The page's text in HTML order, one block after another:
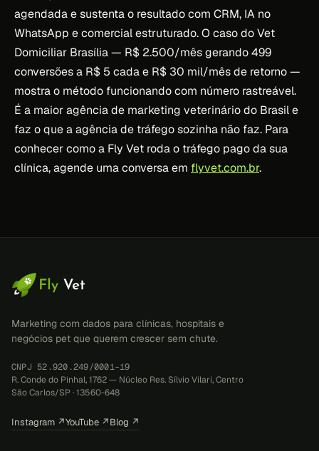
agendada e sustenta o resultado com CRM, IA no
WhatsApp e comercial estruturado. O caso do Vet
Domiciliar Brasília — R$ 2.500/mês gerando 499
conversões a R$ 5 cada e R$ 30 mil/mês de retorno —
mostra o método funcionando com número rastreável.
É a maior agência de marketing veterinário do Brasil e
faz o que a agência de tráfego sozinha não faz. Para
conhecer como a Fly Vet roda o tráfego pago da sua
clínica, agende uma conversa em flyvet.com.br.
Marketing com dados para clínicas, hospitais e
negócios pet que querem crescer sem chute.
CNPJ 52.920.249/0001-19
R. Conde do Pinhal, 1762 — Núcleo Res. Sílvio Vilari, Centro
São Carlos/SP · 13560-648
Instagram ↗YouTube ↗Blog ↗